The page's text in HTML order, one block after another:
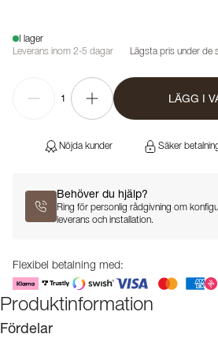
I lager
Leverans inom 2-5 dagar
Lägsta pris under de
1 LÄGG I
Nöjda kunder Säker
Behöver du hjälp?
Ring för personlig rådgivning om
leverans och installation.
Flexibel betalning med:
Produktinformation
Fördelar